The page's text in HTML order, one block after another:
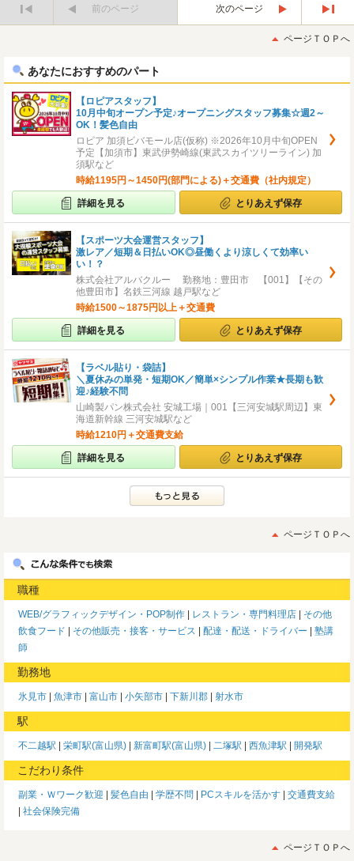
前のページ
次のページ
後
ページＴＯＰへ
あなたにおすすめのパート
【ロピアスタッフ】
10月中旬オープン予定♪オープニングスタッフ募集☆週2～
OK！髪色自由
ロピア 加須ビバモール店(仮称) ※2026年10月中旬OPEN
予定【加須市】東武伊勢崎線(東武スカイツリーライン) 加
須駅など
時給1195円～1450円(部門による)＋交通費（社内規定）
詳細を見る とりあえず保存
【スポーツ大会運営スタッフ】
激レア／短期＆日払いOK◎昼働くより涼しくて効率い
い！？
株式会社アルバクルー 勤務地：豊田市 【001】【その
他豊田市】名鉄三河線 越戸駅など
時給1500～1875円以上＋交通費
詳細を見る とりあえず保存
【ラベル貼り・袋詰】
＼夏休みの単発・短期OK／簡単×シンプル作業★長期も歓
迎♪経験不問
山崎製パン株式会社 安城工場｜001【三河安城駅周辺】東
海道新幹線 三河安城駅など
時給1210円＋交通費支給
詳細を見る とりあえず保存
ページＴＯＰへ
職種
WEB/グラフィックデザイン・POP制作 レストラン・専門料理店
その他
飲食フード
その他販売・接客・サービス 配達・配送・ドライバー
塾講
師
勤務地
氷見市 魚津市 富山市 小矢部市 下新川郡 射水市
駅
不二越駅 栄町駅(富山県) 新富町駅(富山県) 二塚駅 西魚津駅 開発駅
こだわり条件
副業・Ｗワーク歓迎 髪色自由 学歴不問 PCスキルを活かす
交通費支給
社会保険完備
ページＴＯＰへ